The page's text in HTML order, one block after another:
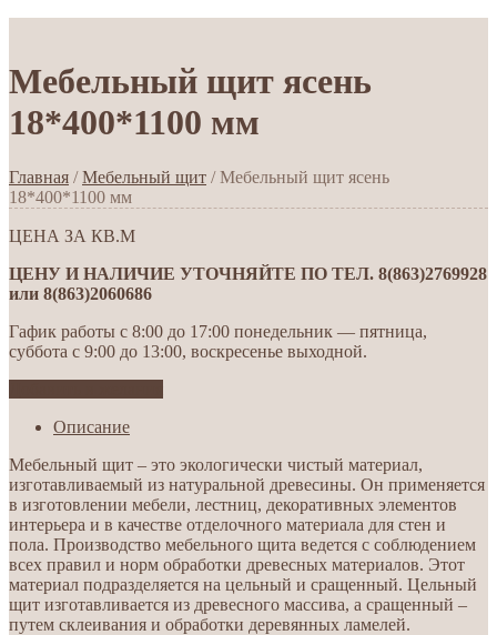
Мебельный щит ясень
18*400*1100 мм
Главная /Мебельный щит / Мебельный щит ясень
18*400*1100 мм
ЦЕНА ЗА КВ.М
ЦЕНУ И НАЛИЧИЕ УТОЧНЯЙТЕ ПО ТЕЛ. 8(863)2769928
или 8(863)2060686
Гафик работы с 8:00 до 17:00 понедельник — пятница,
суббота с 9:00 до 13:00, воскресенье выходной.
Описание
Мебельный щит – это экологически чистый материал,
изготавливаемый из натуральной древесины. Он применяется
в изготовлении мебели, лестниц, декоративных элементов
интерьера и в качестве отделочного материала для стен и
пола. Производство мебельного щита ведется с соблюдением
всех правил и норм обработки древесных материалов. Этот
материал подразделяется на цельный и сращенный. Цельный
щит изготавливается из древесного массива, а сращенный –
путем склеивания и обработки деревянных ламелей.